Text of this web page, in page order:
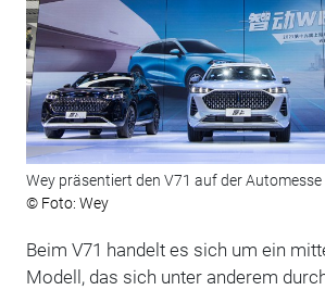
Wey präsentiert den V71 auf der Automesse
© Foto: Wey
Beim V71 handelt es sich um ein
Modell, das sich unter anderem